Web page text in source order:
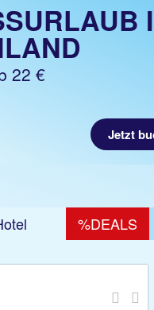
22 €
Jetzt
%DEALS